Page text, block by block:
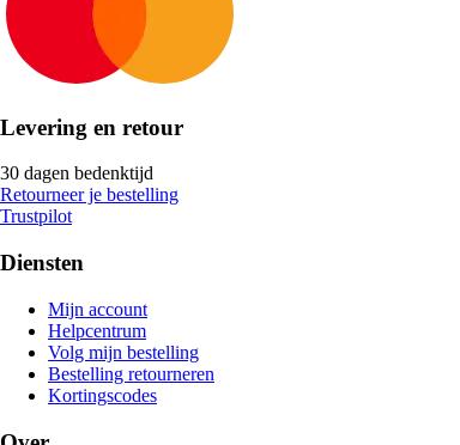
Levering en retour
30 dagen bedenktijd
Retourneer je bestelling
Trustpilot
Diensten
Mijn account
Helpcentrum
Volg mijn bestelling
Bestelling retourneren
Kortingscodes